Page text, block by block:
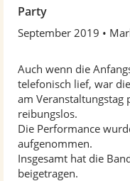
v
n
5
S
n
Party
September 2019
Auch wenn die
telefonisch lief, war
am
reibungslos.
Die Performance
aufgenommen.
Insgesamt hat die
beigetragen.